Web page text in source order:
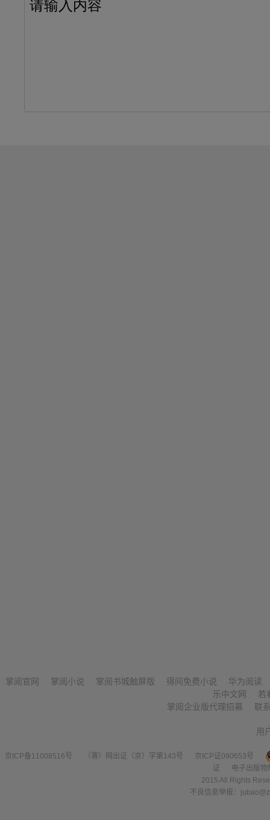
掌阅官网 掌阅小说 掌阅书城触屏版 得间免费小说
华为阅读
乐中文网
若
掌阅企业版代理招募
联
用
京ICP备11008516号 （署）网出证（京）字第143号
京ICP证090653号
证
电子出版
2015 All Rights
不良信息举报：